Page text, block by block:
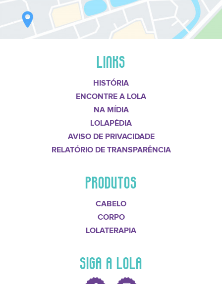
LINKS
HISTÓRIA
ENCONTRE A LOLA
NA MÍDIA
LOLAPÉDIA
AVISO DE PRIVACIDADE
RELATÓRIO DE TRANSPARÊNCIA
PRODUTOS
CABELO
CORPO
LOLATERAPIA
SIGA A LOLA